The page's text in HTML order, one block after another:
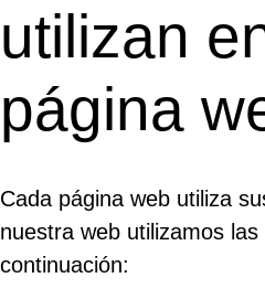
utilizan
página
Cada página web utiliza
nuestra web utilizamos
continuación: